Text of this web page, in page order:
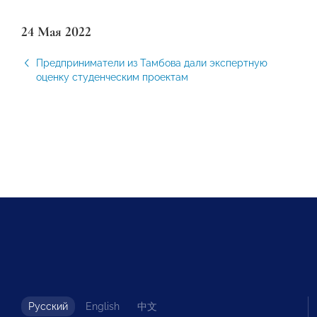
24 Мая 2022
Предприниматели из Тамбова дали экспертную
оценку студенческим проектам
Русский English 中文